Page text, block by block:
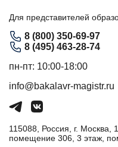
Для представителей
8 (800) 350-69-97
8 (495) 463-28-74
пн-пт: 10:00-18:00
info@bakalavr-magistr.ru
115088, Россия, г.
помещение 306, 3 этаж,